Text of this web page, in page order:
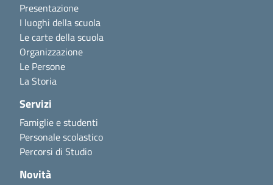
Presentazione
I luoghi della scuola
Le carte della scuola
Organizzazione
Le Persone
La Storia
Servizi
Famiglie e studenti
Personale scolastico
Percorsi di Studio
Novità